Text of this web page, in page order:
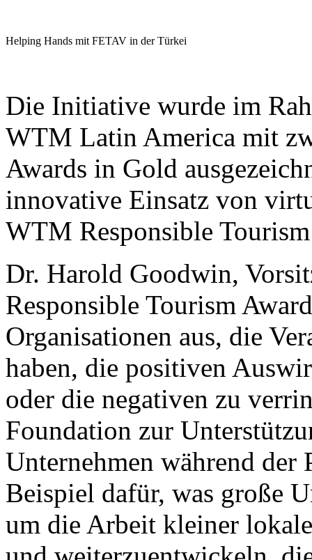
Helping Hands mit FETAV in der Türkei
Die Initiative wurde im
WTM Latin America mit
Awards in Gold
innovative Einsatz von
WTM Responsible
Dr. Harold Goodwin,
Responsible Tourism
Organisationen aus, die
haben, die positiven
oder die negativen zu
Foundation zur
Unternehmen während der
Beispiel dafür, was große
um die Arbeit kleiner